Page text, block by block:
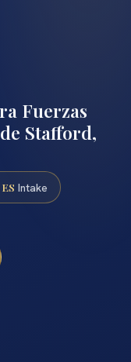
Fuerzas
Stafford,
ES Intake